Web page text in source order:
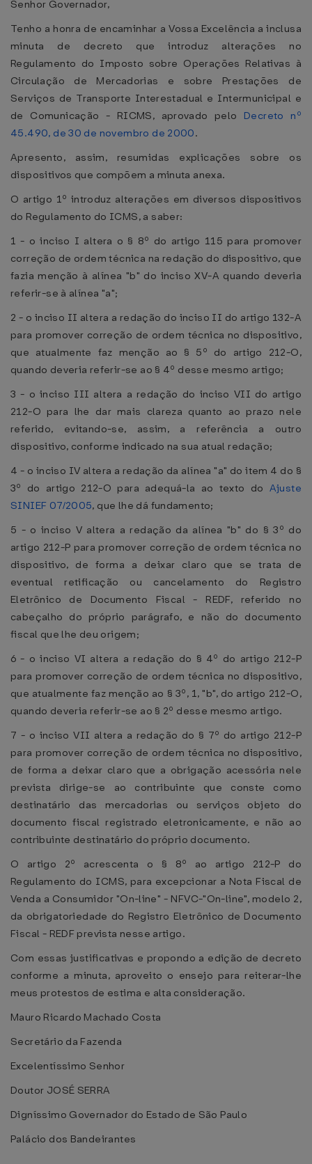
Senhor Governador,
Tenho a honra de encaminhar a Vossa Excelência a inclusa
minuta de decreto que introduz alterações no
Regulamento do Imposto sobre Operações Relativas à
Circulação de Mercadorias e sobre Prestações de
Serviços de Transporte Interestadual e Intermunicipal e
de Comunicação - RICMS, aprovado pelo Decreto nº
45.490, de 30 de novembro de 2000.
Apresento, assim, resumidas explicações sobre os
dispositivos que compõem a minuta anexa.
O artigo 1º introduz alterações em diversos dispositivos
do Regulamento do ICMS, a saber:
1 - o inciso I altera o § 8º do artigo 115 para promover
correção de ordem técnica na redação do dispositivo, que
fazia menção à alínea "b" do inciso XV-A quando deveria
referir-se à alínea "a";
2 - o inciso II altera a redação do inciso II do artigo 132-A
para promover correção de ordem técnica no dispositivo,
que atualmente faz menção ao § 5º do artigo 212-O,
quando deveria referir-se ao § 4º desse mesmo artigo;
3 - o inciso III altera a redação do inciso VII do artigo
212-O para lhe dar mais clareza quanto ao prazo nele
referido, evitando-se, assim, a referência a outro
dispositivo, conforme indicado na sua atual redação;
4 - o inciso IV altera a redação da alínea "a" do item 4 do §
3º do artigo 212-O para adequá-la ao texto do Ajuste
SINIEF 07/2005, que lhe dá fundamento;
5 - o inciso V altera a redação da alínea "b" do § 3º do
artigo 212-P para promover correção de ordem técnica no
dispositivo, de forma a deixar claro que se trata de
eventual retificação ou cancelamento do Registro
Eletrônico de Documento Fiscal - REDF, referido no
cabeçalho do próprio parágrafo, e não do documento
fiscal que lhe deu origem;
6 - o inciso VI altera a redação do § 4º do artigo 212-P
para promover correção de ordem técnica no dispositivo,
que atualmente faz menção ao § 3º, 1, "b", do artigo 212-O,
quando deveria referir-se ao § 2º desse mesmo artigo.
7 - o inciso VII altera a redação do § 7º do artigo 212-P
para promover correção de ordem técnica no dispositivo,
de forma a deixar claro que a obrigação acessória nele
prevista dirige-se ao contribuinte que conste como
destinatário das mercadorias ou serviços objeto do
documento fiscal registrado eletronicamente, e não ao
contribuinte destinatário do próprio documento.
O artigo 2º acrescenta o § 8º ao artigo 212-P do
Regulamento do ICMS, para excepcionar a Nota Fiscal de
Venda a Consumidor "On-line" - NFVC-"On-line", modelo 2,
da obrigatoriedade do Registro Eletrônico de Documento
Fiscal - REDF prevista nesse artigo.
Com essas justificativas e propondo a edição de decreto
conforme a minuta, aproveito o ensejo para reiterar-lhe
meus protestos de estima e alta consideração.
Mauro Ricardo Machado Costa
Secretário da Fazenda
Excelentíssimo Senhor
Doutor JOSÉ SERRA
Digníssimo Governador do Estado de São Paulo
Palácio dos Bandeirantes